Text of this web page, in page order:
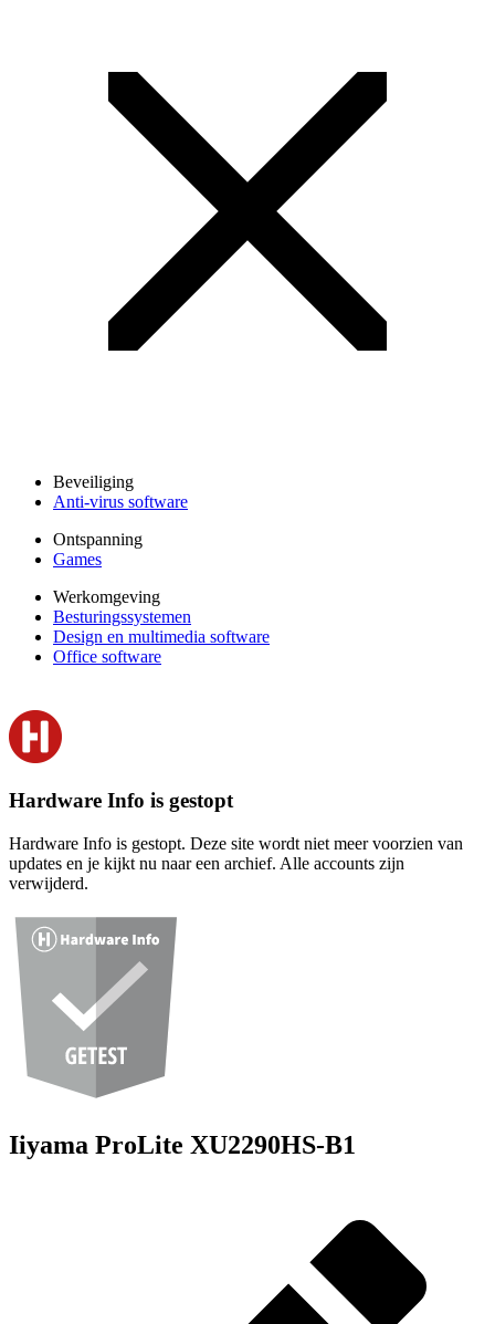
Beveiliging
Anti-virus software
Ontspanning
Games
Werkomgeving
Besturingssystemen
Design en multimedia software
Office software
Hardware Info is gestopt
Hardware Info is gestopt. Deze site wordt niet meer voorzien van
updates en je kijkt nu naar een archief. Alle accounts zijn
verwijderd.
Iiyama ProLite XU2290HS-B1